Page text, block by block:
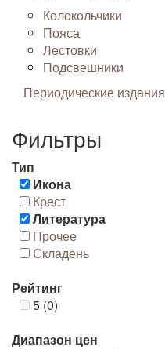
Колокольчики
Пояса
Лестовки
Подсвешники
Периодические издания
Фильтры
Тип
Икона
Крест
Литература
Прочее
Складень
Рейтинг
5 (0)
Диапазон цен